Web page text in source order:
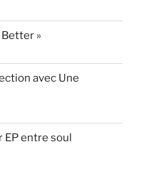
»
avec Une
entre soul